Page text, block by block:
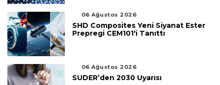
06 Ağustos 2026
SHD Composites Yeni Siyanat Ester
Prepregi CEM101'i Tanıttı
06 Ağustos 2026
SUDER’den 2030 Uyarısı